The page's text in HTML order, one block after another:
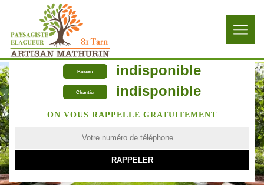
Bureau indisponible
Chantier indisponible
ON VOUS RAPPELLE GRATUITEMENT